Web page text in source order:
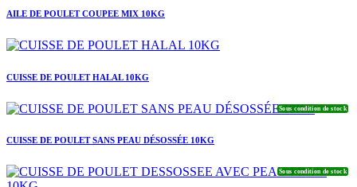
AILE DE POULET COUPEE MIX 10KG
CUISSE DE POULET HALAL 10KG
Sous condition de stock
CUISSE DE POULET SANS PEAU DÉSOSSÉE 10KG
Sous condition de stock